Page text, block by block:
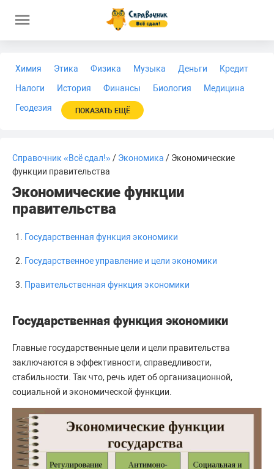
Химия Этика Физика Музыка Деньги
Кредит
Налоги
История Финансы Биология
Медицина
Геодезия
ПОКАЗАТЬ ЕЩЁ
Справочник «Всё сдал!»/ Экономика / Экономические
функции правительства
Экономические функции
правительства
Государственная функция экономики
Государственное управление и цели экономики
Правительственная функция экономики
Государственная функция экономики
Главные государственные цели и цели правительства
заключаются в эффективности, справедливости,
стабильности. Так что, речь идет об организационной,
социальной и экономической функции.